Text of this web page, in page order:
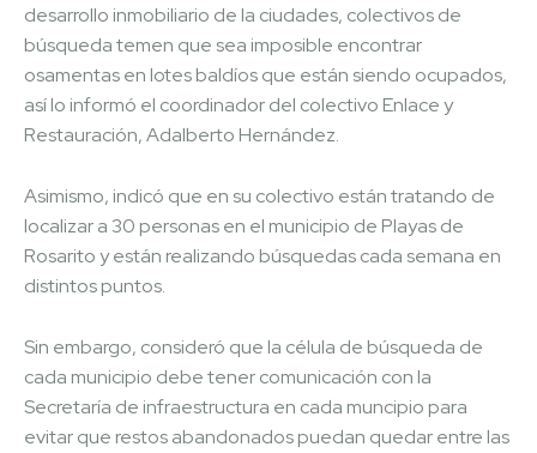
desarrollo inmobiliario de la ciudades, colectivos de
búsqueda temen que sea imposible encontrar
osamentas en lotes baldíos que están siendo ocupados,
así lo informó el coordinador del colectivo Enlace y
Restauración, Adalberto Hernández.
Asimismo, indicó que en su colectivo están tratando de
localizar a 30 personas en el municipio de Playas de
Rosarito y están realizando búsquedas cada semana en
distintos puntos.
Sin embargo, consideró que la célula de búsqueda de
cada municipio debe tener comunicación con la
Secretaría de infraestructura en cada muncipio para
evitar que restos abandonados puedan quedar entre las